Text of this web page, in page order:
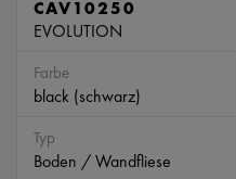
CAV10250
EVOLUTION
Farbe
black (schwarz)
Typ
Boden / Wandfliese